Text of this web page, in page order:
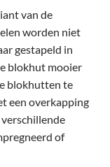
van de
worden niet
gestapeld in
blokhut mooier
blokhutten te
een overkapping
of